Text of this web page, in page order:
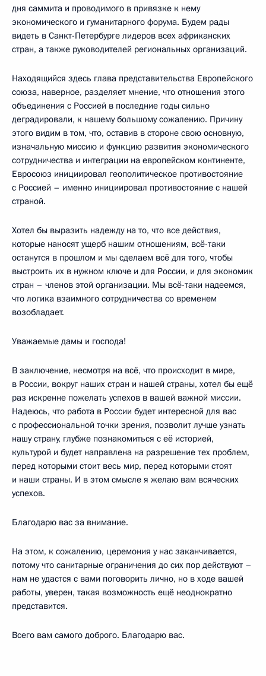
дня саммита и проводимого в привязке к нему
экономического и гуманитарного форума. Будем рады
видеть в Санкт-Петербурге лидеров всех африканских
стран, а также руководителей региональных организаций.
Находящийся здесь глава представительства Европейского
союза, наверное, разделяет мнение, что отношения этого
объединения с Россией в последние годы сильно
деградировали, к нашему большому сожалению. Причину
этого видим в том, что, оставив в стороне свою основную,
изначальную миссию и функцию развития экономического
сотрудничества и интеграции на европейском континенте,
Евросоюз инициировал геополитическое противостояние
с Россией – именно инициировал противостояние с нашей
страной.
Хотел бы выразить надежду на то, что все действия,
которые наносят ущерб нашим отношениям, всё-таки
останутся в прошлом и мы сделаем всё для того, чтобы
выстроить их в нужном ключе и для России, и для экономик
стран – членов этой организации. Мы всё-таки надеемся,
что логика взаимного сотрудничества со временем
возобладает.
Уважаемые дамы и господа!
В заключение, несмотря на всё, что происходит в мире,
в России, вокруг наших стран и нашей страны, хотел бы ещё
раз искренне пожелать успехов в вашей важной миссии.
Надеюсь, что работа в России будет интересной для вас
с профессиональной точки зрения, позволит лучше узнать
нашу страну, глубже познакомиться с её историей,
культурой и будет направлена на разрешение тех проблем,
перед которыми стоит весь мир, перед которыми стоят
и наши страны. И в этом смысле я желаю вам всяческих
успехов.
Благодарю вас за внимание.
На этом, к сожалению, церемония у нас заканчивается,
потому что санитарные ограничения до сих пор действуют –
нам не удастся с вами поговорить лично, но в ходе вашей
работы, уверен, такая возможность ещё неоднократно
представится.
Всего вам самого доброго. Благодарю вас.